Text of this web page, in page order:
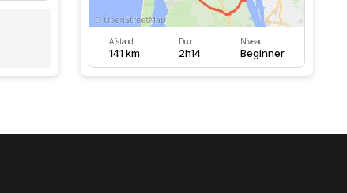
Afstand
141 km
Duur
2h14
Niveau
Beginner